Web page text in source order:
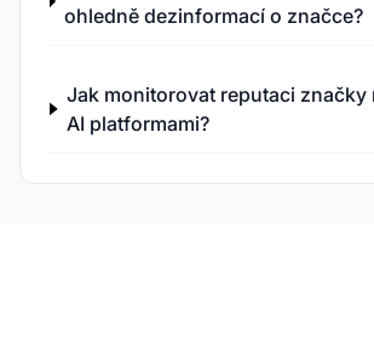
ohledně dezinformací o značce?
Jak monitorovat reputaci značky
AI platformami?